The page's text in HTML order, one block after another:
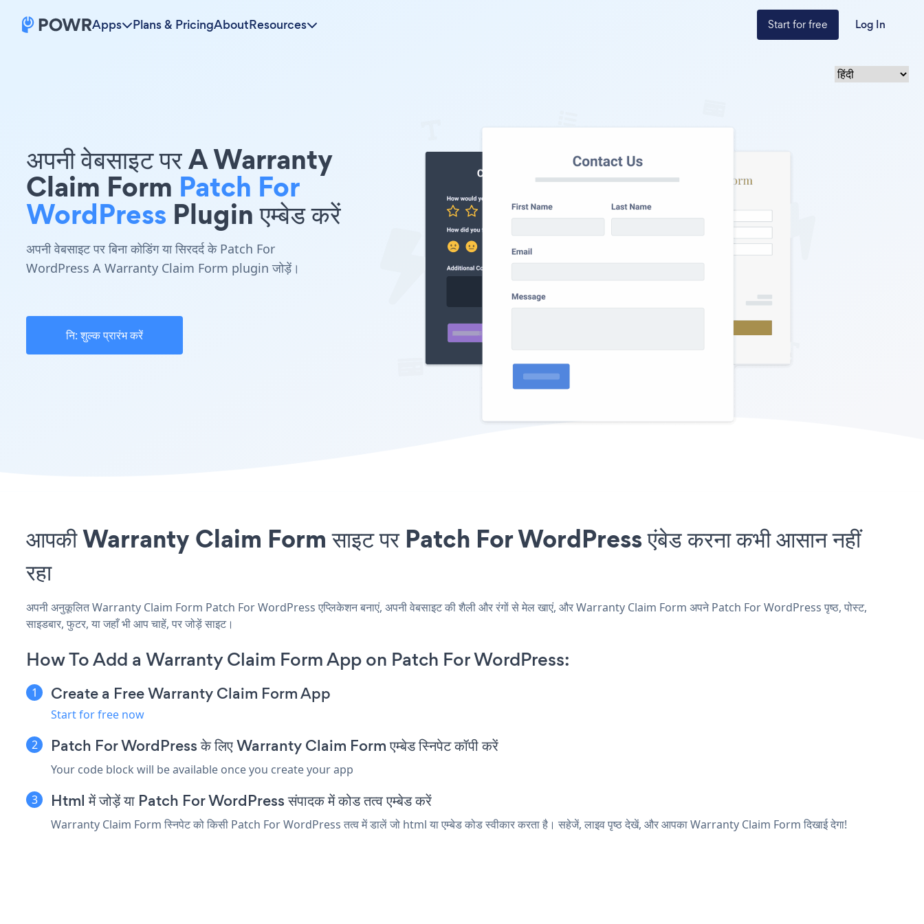
Apps Plans & PricingAboutResources Start for free Log In
अपनी वेबसाइट पर A Warranty
Claim Form Patch For
WordPress Plugin एम्बेड करें
अपनी वेबसाइट पर बिना कोडिंग या सिरदर्द के Patch For
WordPress A Warranty Claim Form plugin जोड़ें।
नि: शुल्क प्रारंभ करें
आपकी Warranty Claim Form साइट पर Patch For WordPress एंबेड करना कभी आसान नहीं
रहा
अपनी अनुकूलित Warranty Claim Form Patch For WordPress एप्लिकेशन बनाएं, अपनी वेबसाइट की शैली और रंगों से मेल खाएं, और Warranty Claim Form अपने Patch For WordPress पृष्ठ, पोस्ट,
साइडबार, फुटर, या जहाँ भी आप चाहें, पर जोड़ें साइट।
How To Add a Warranty Claim Form App on Patch For WordPress:
Create a Free Warranty Claim Form App
Start for free now
Patch For WordPress के लिए Warranty Claim Form एम्बेड स्निपेट कॉपी करें
Your code block will be available once you create your app
Html में जोड़ें या Patch For WordPress संपादक में कोड तत्व एम्बेड करें
Warranty Claim Form स्निपेट को किसी Patch For WordPress तत्व में डालें जो html या एम्बेड कोड स्वीकार करता है। सहेजें, लाइव पृष्ठ देखें, और आपका Warranty Claim Form दिखाई देगा!